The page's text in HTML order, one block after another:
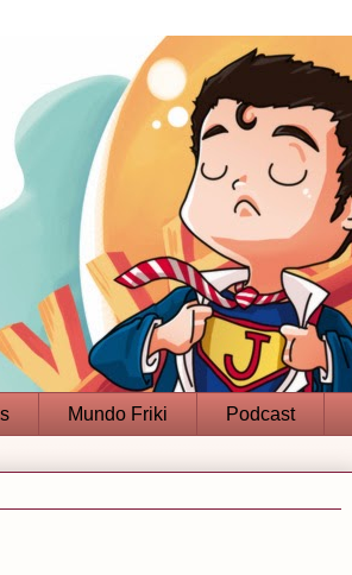
Mundo Friki Podcast